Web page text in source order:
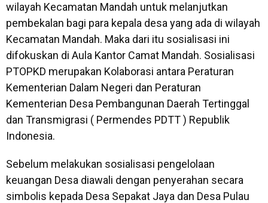
wilayah Kecamatan Mandah untuk melanjutkan
pembekalan bagi para kepala desa yang ada di wilayah
Kecamatan Mandah. Maka dari itu sosialisasi ini
difokuskan di Aula Kantor Camat Mandah. Sosialisasi
PTOPKD merupakan Kolaborasi antara Peraturan
Kementerian Dalam Negeri dan Peraturan
Kementerian Desa Pembangunan Daerah Tertinggal
dan Transmigrasi ( Permendes PDTT ) Republik
Indonesia.
Sebelum melakukan sosialisasi pengelolaan
keuangan Desa diawali dengan penyerahan secara
simbolis kepada Desa Sepakat Jaya dan Desa Pulau